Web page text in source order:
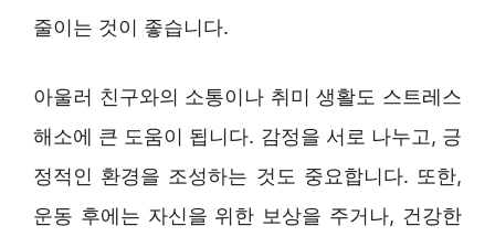
줄이는 것이 좋습니다.
아울러 친구와의 소통이나 취미 생활도 스트레스
해소에 큰 도움이 됩니다. 감정을 서로 나누고, 긍
정적인 환경을 조성하는 것도 중요합니다. 또한,
운동 후에는 자신을 위한 보상을 주거나, 건강한